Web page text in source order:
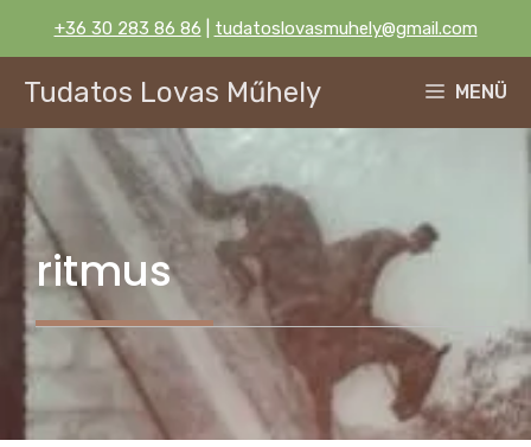
tartalomba
+36 30 283 86 86 tudatoslovasmuhely@gmail.com
Tudatos Lovas Műhely MENÜ
ritmus